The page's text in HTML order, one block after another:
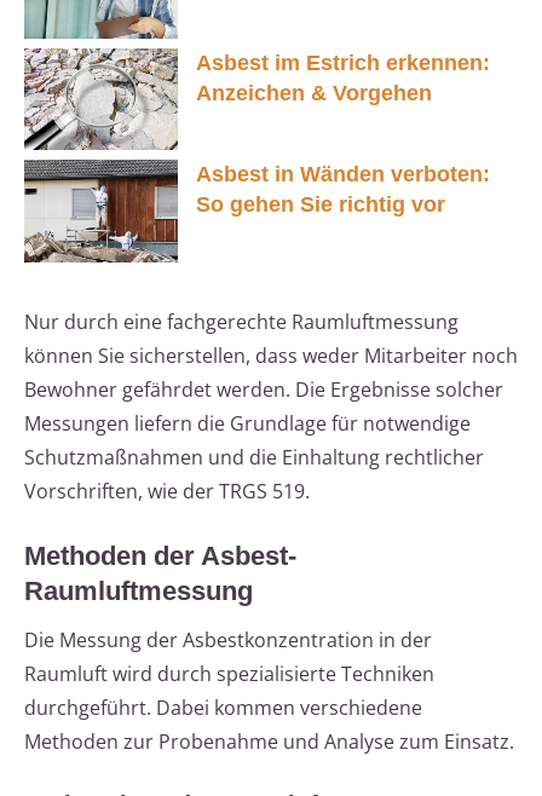
Asbest im Estrich erkennen:
Anzeichen & Vorgehen
Asbest in Wänden verboten:
So gehen Sie richtig vor
Nur durch eine fachgerechte Raumluftmessung
können Sie sicherstellen, dass weder Mitarbeiter noch
Bewohner gefährdet werden. Die Ergebnisse solcher
Messungen liefern die Grundlage für notwendige
Schutzmaßnahmen und die Einhaltung rechtlicher
Vorschriften, wie der TRGS 519.
Methoden der Asbest-
Raumluftmessung
Die Messung der Asbestkonzentration in der
Raumluft wird durch spezialisierte Techniken
durchgeführt. Dabei kommen verschiedene
Methoden zur Probenahme und Analyse zum Einsatz.